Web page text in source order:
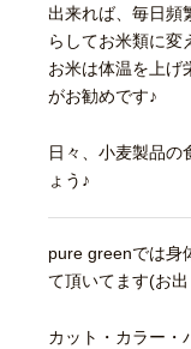
出来れば、毎日頻
らしてお米類に変
お米は体温を上げ
がお勧めです♪
日々、小麦製品の
ょう♪
pure greenでは身
て頂いてます(お
カット・カラー・